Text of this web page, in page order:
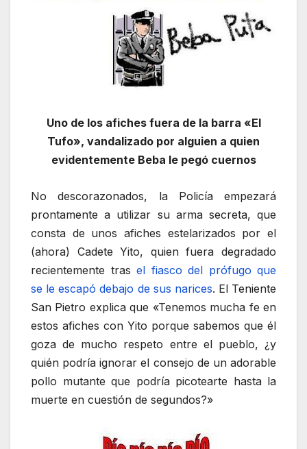
Uno de los afiches fuera de la barra «El
Tufo», vandalizado por alguien a quien
evidentemente Beba le pegó cuernos
No descorazonados, la Policía empezará
prontamente a utilizar su arma secreta, que
consta de unos afiches estelarizados por el
(ahora) Cadete Yito, quien fuera degradado
recientemente tras el fiasco del prófugo que
se le escapó debajo de sus narices. El Teniente
San Pietro explica que «Tenemos mucha fe en
estos afiches con Yito porque sabemos que él
goza de mucho respeto entre el pueblo, ¿y
quién podría ignorar el consejo de un adorable
pollo mutante que podría picotearte hasta la
muerte en cuestión de segundos?»